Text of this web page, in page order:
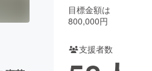
CAMPFIRE Creation
税
コミュニティ
目標金額は
800,000円
支援者数